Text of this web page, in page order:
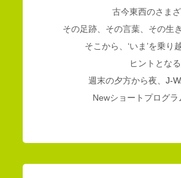
古今東西のさま
その足跡、その言葉、その生
そこから、‘いま’を乗
ヒントとな
週末の夕方から夜、 J-
Newショートプログ